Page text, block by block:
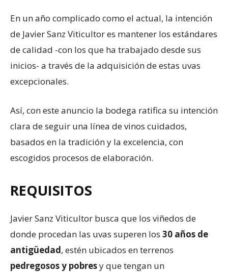
En un año complicado como el actual, la intención
de Javier Sanz Viticultor es mantener los estándares
de calidad -con los que ha trabajado desde sus
inicios- a través de la adquisición de estas uvas
excepcionales.
Así, con este anuncio la bodega ratifica su intención
clara de seguir una línea de vinos cuidados,
basados en la tradición y la excelencia, con
escogidos procesos de elaboración.
REQUISITOS
Javier Sanz Viticultor busca que los viñedos de
donde procedan las uvas superen los 30 años de
antigüedad, estén ubicados en terrenos
pedregosos y pobresy que tengan un